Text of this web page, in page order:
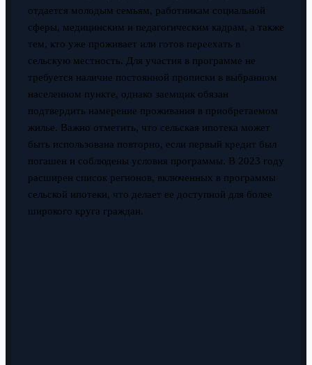
отдается молодым семьям, работникам социальной
сферы, медицинским и педагогическим кадрам, а также
тем, кто уже проживает или готов переехать в
сельскую местность. Для участия в программе не
требуется наличие постоянной прописки в выбранном
населенном пункте, однако заемщик обязан
подтвердить намерение проживания в приобретаемом
жилье. Важно отметить, что сельская ипотека может
быть использована повторно, если первый кредит был
погашен и соблюдены условия программы. В 2023 году
расширен список регионов, включенных в программы
сельской ипотеки, что делает ее доступной для более
широкого круга граждан.